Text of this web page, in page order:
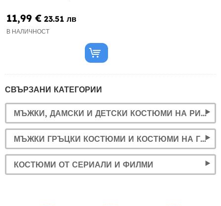
11,99 € 23.51 лв
В НАЛИЧНОСТ
СВЪРЗАНИ КАТЕГОРИИ
МЪЖКИ, ДАМСКИ И ДЕТСКИ КОСТЮМИ НА РИМЛЯНИ.
МЪЖКИ ГРЪЦКИ КОСТЮМИ И КОСТЮМИ НА ГРЪЦКИ БОГИНИ
КОСТЮМИ ОТ СЕРИАЛИ И ФИЛМИ